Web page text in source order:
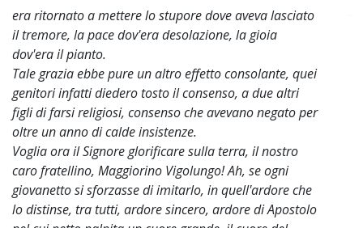
era ritornato a mettere lo stupore dove aveva lasciato
il tremore, la pace dov'era desolazione, la gioia
dov'era il pianto.
Tale grazia ebbe pure un altro effetto consolante, quei
genitori infatti diedero tosto il consenso, a due altri
figli di farsi religiosi, consenso che avevano negato per
oltre un anno di calde insistenze.
Voglia ora il Signore glorificare sulla terra, il nostro
caro fratellino, Maggiorino Vigolungo! Ah, se ogni
giovanetto si sforzasse di imitarlo, in quell'ardore che
lo distinse, tra tutti, ardore sincero, ardore di Apostolo